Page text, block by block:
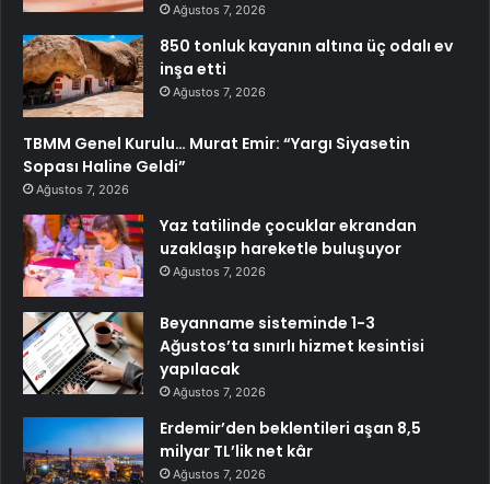
Ağustos 7, 2026
850 tonluk kayanın altına üç odalı ev
inşa etti
Ağustos 7, 2026
TBMM Genel Kurulu… Murat Emir: “Yargı Siyasetin
Sopası Haline Geldi”
Ağustos 7, 2026
Yaz tatilinde çocuklar ekrandan
uzaklaşıp hareketle buluşuyor
Ağustos 7, 2026
Beyanname sisteminde 1-3
Ağustos’ta sınırlı hizmet kesintisi
yapılacak
Ağustos 7, 2026
Erdemir’den beklentileri aşan 8,5
milyar TL’lik net kâr
Ağustos 7, 2026